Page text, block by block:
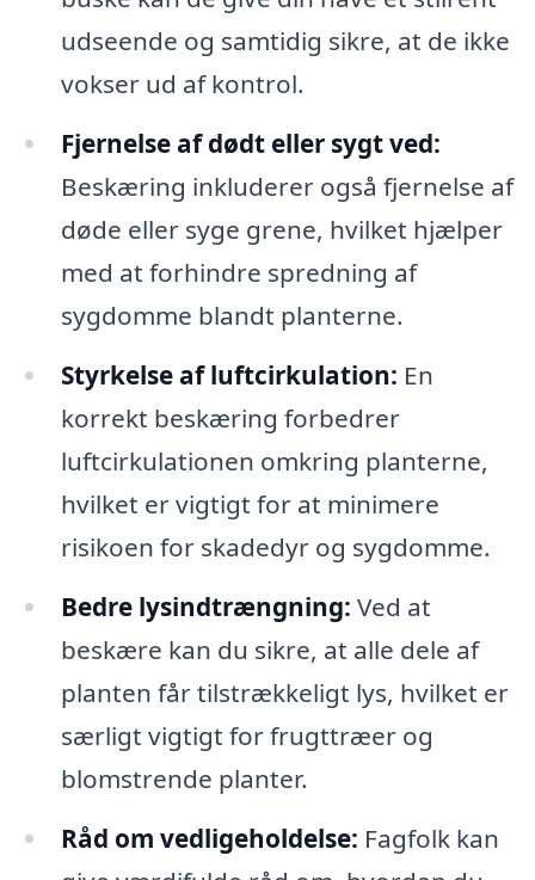
udseende og samtidig sikre, at de ikke
vokser ud af kontrol.
Fjernelse af dødt eller sygt ved:
Beskæring inkluderer også fjernelse af
døde eller syge grene, hvilket hjælper
med at forhindre spredning af
sygdomme blandt planterne.
Styrkelse af luftcirkulation: En
korrekt beskæring forbedrer
luftcirkulationen omkring planterne,
hvilket er vigtigt for at minimere
risikoen for skadedyr og sygdomme.
Bedre lysindtrængning: Ved at
beskære kan du sikre, at alle dele af
planten får tilstrækkeligt lys, hvilket er
særligt vigtigt for frugttræer og
blomstrende planter.
Råd om vedligeholdelse: Fagfolk kan